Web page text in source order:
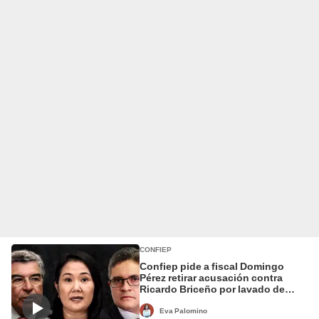
CONFIEP
Confiep pide a fiscal Domingo
Pérez retirar acusación contra
Ricardo Briceño por lavado de
Eva Palomino